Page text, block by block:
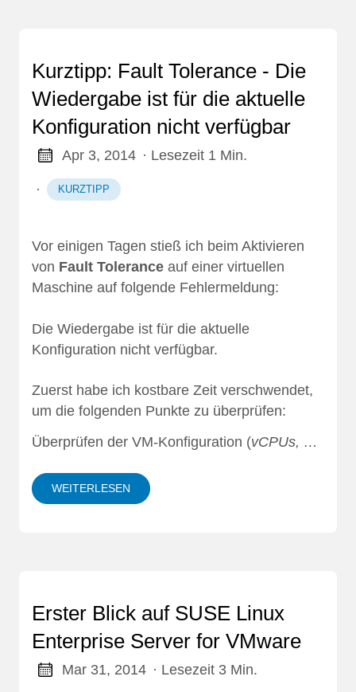
Kurztipp: Fault Tolerance - Die
Wiedergabe ist für die aktuelle
Konfiguration nicht verfügbar
Apr 3, 2014 · Lesezeit 1 Min.
· KURZTIPP
Vor einigen Tagen stieß ich beim Aktivieren
von Fault Tolerance auf einer virtuellen
Maschine auf folgende Fehlermeldung:
Die Wiedergabe ist für die aktuelle
Konfiguration nicht verfügbar.
Zuerst habe ich kostbare Zeit verschwendet,
um die folgenden Punkte zu überprüfen:
Überprüfen der VM-Konfiguration (vCPUs, …
WEITERLESEN
Erster Blick auf SUSE Linux
Enterprise Server for VMware
Mar 31, 2014 · Lesezeit 3 Min.